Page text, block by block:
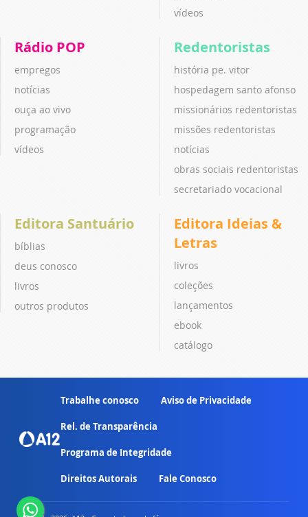
vídeos
Rádio POP
empregos
notícias
ouça ao vivo
programação
vídeos
Redentoristas
história pe. vitor
hospedagem santo afonso
missionários redentoristas
missões redentoristas
notícias
obras sociais redentoristas
secretariado vocacional
Editora Santuário
bíblias
deus conosco
livros
outros produtos
Editora Ideias &
Letras
livros
coleções
lançamentos
ebook
catálogo
Trabalhe conosco Aviso de Privacidade
Rel. de Transparência
Programa de Integridade
Direitos Autorais Fale Conosco